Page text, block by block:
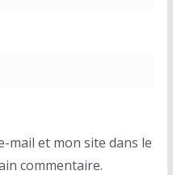
mail et mon site dans le
commentaire.